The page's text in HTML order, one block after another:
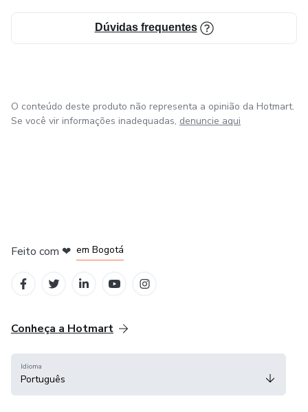
Dúvidas frequentes
O conteúdo deste produto não representa a opinião da Hotmart.
Se você vir informações inadequadas, denuncie aqui
Feito com ❤ em Bogotá
Conheça a Hotmart
Idioma
Português